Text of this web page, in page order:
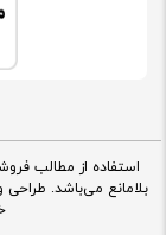
استفاده از مطالب
بلامانع می‌باشد. طراحی